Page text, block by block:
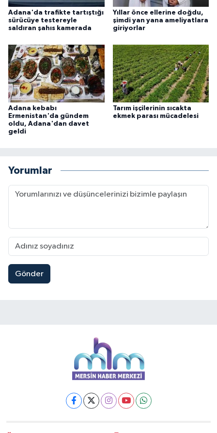
Adana'da trafikte tartıştığı
sürücüye testereyle
saldıran şahıs kamerada
Yıllar önce ellerine doğdu,
şimdi yan yana ameliyatlara
giriyorlar
Adana kebabı
Ermenistan'da gündem
oldu, Adana'dan davet
geldi
Tarım işçilerinin sıcakta
ekmek parası mücadelesi
Yorumlar
Gönder